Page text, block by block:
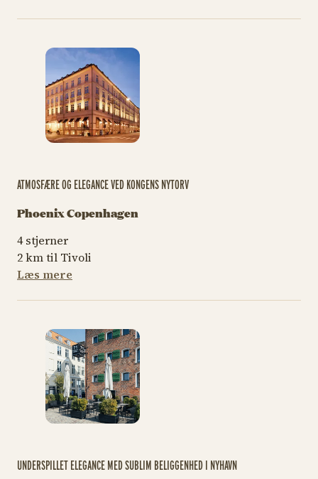
ATMOSFÆRE OG ELEGANCE VED KONGENS NYTORV
Phoenix Copenhagen
4 stjerner
2 km til Tivoli
Læs mere
UNDERSPILLET ELEGANCE MED SUBLIM BELIGGENHED I NYHAVN